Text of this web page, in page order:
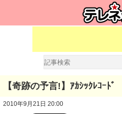
【奇跡の予言!】ｱｶｼｯｸﾚｺｰﾄﾞ
2010年9月21日 20:00